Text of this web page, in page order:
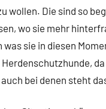
wollen. Die sind so
wo sie mehr
was sie in diesen
bei denen steht